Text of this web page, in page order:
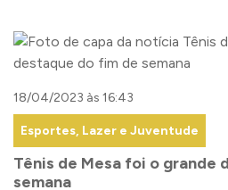
18/04/2023 às 16:43
Esportes, Lazer e Juventude
Tênis de Mesa foi o grande
semana